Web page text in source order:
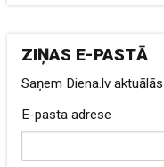
ZIŅAS E-PASTĀ
Saņem Diena.lv
E-pasta adrese